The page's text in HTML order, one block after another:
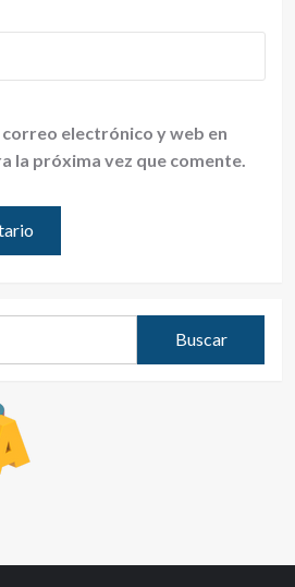
electrónico y web en
la próxima vez que comente.